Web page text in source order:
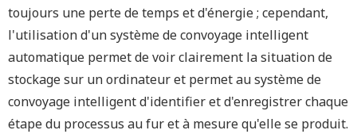
toujours une perte de temps et d'énergie ; cependant,
l'utilisation d'un système de convoyage intelligent
automatique permet de voir clairement la situation de
stockage sur un ordinateur et permet au système de
convoyage intelligent d'identifier et d'enregistrer chaque
étape du processus au fur et à mesure qu'elle se produit.